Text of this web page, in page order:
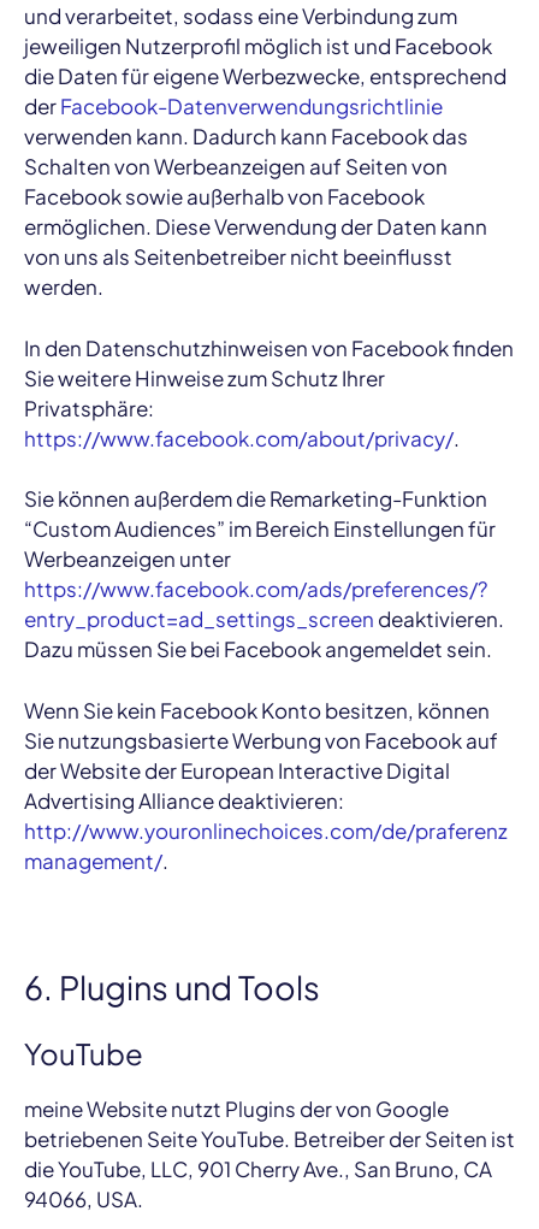
und verarbeitet, sodass eine Verbindung zum
jeweiligen Nutzerprofil möglich ist und Facebook
die Daten für eigene Werbezwecke, entsprechend
derFacebook-Datenverwendungsrichtlinie
verwenden kann. Dadurch kann Facebook das
Schalten von Werbeanzeigen auf Seiten von
Facebook sowie außerhalb von Facebook
ermöglichen. Diese Verwendung der Daten kann
von uns als Seitenbetreiber nicht beeinflusst
werden.
In den Datenschutzhinweisen von Facebook finden
Sie weitere Hinweise zum Schutz Ihrer
Privatsphäre:
https://www.facebook.com/about/privacy/.
Sie können außerdem die Remarketing-Funktion
“Custom Audiences” im Bereich Einstellungen für
Werbeanzeigen unter
https://www.facebook.com/ads/preferences/?
entry_product=ad_settings_screen deaktivieren.
Dazu müssen Sie bei Facebook angemeldet sein.
Wenn Sie kein Facebook Konto besitzen, können
Sie nutzungsbasierte Werbung von Facebook auf
der Website der European Interactive Digital
Advertising Alliance deaktivieren:
http://www.youronlinechoices.com/de/praferenz
management/.
6. Plugins und Tools
YouTube
meine Website nutzt Plugins der von Google
betriebenen Seite YouTube. Betreiber der Seiten ist
die YouTube, LLC, 901 Cherry Ave., San Bruno, CA
94066, USA.